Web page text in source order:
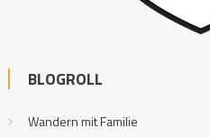
BLOGROLL
Wandern mit Familie